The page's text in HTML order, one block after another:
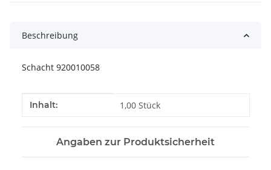
Beschreibung
Schacht 920010058
Produkteigenschaft
Wert
Inhalt: 1,00 Stück
Angaben zur Produktsicherheit